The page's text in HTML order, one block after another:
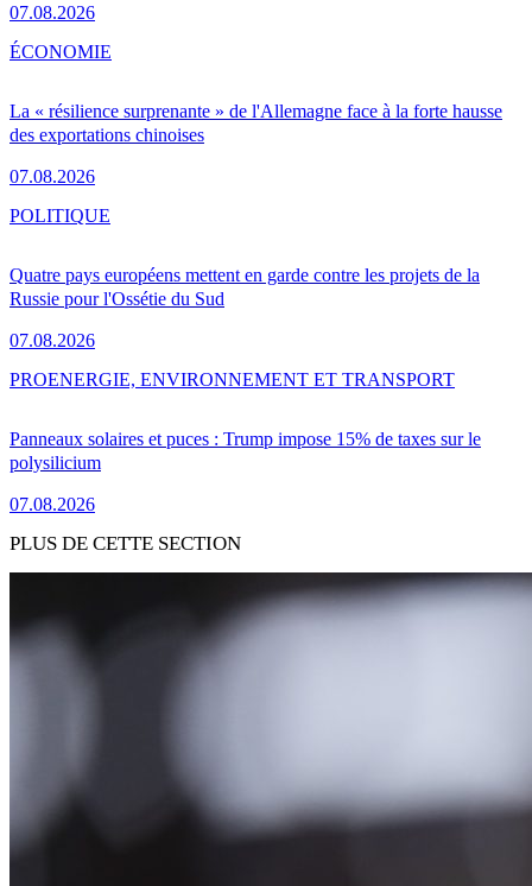
07.08.2026
La « résilience surprenante » de l'Allemagne face à la forte hausse
des exportations chinoises
07.08.2026
ÉCONOMIE
Quatre pays européens mettent en garde contre les projets de la
Russie pour l'Ossétie du Sud
07.08.2026
POLITIQUE
Panneaux solaires et puces : Trump impose 15% de taxes sur le
polysilicium
07.08.2026
PROENERGIE, ENVIRONNEMENT ET TRANSPORT
PLUS DE CETTE SECTION